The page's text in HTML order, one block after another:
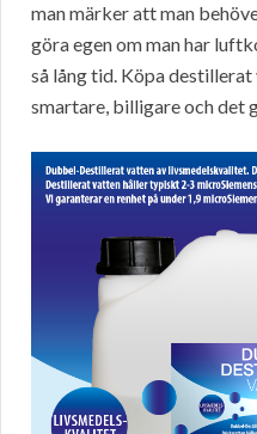
man märker att man
göra egen om man har
så lång tid. Köpa
smartare, billigare och det